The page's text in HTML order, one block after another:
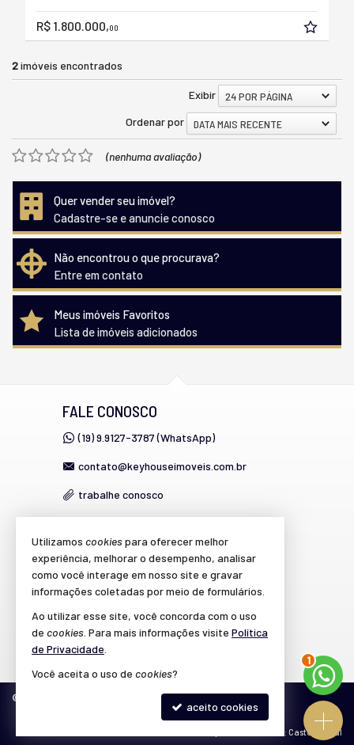
R$ 1.800.000,00
2imóveis encontrados
Exibir
24 POR PÁGINA
Ordenar por
DATA MAIS RECENTE
(nenhuma avaliação)
Quer vender seu imóvel?
Cadastre-se e anuncie conosco
Não encontrou o que procurava?
Entre em contato
Meus imóveis Favoritos
Lista de imóveis adicionados
FALE CONOSCO
(19) 9.9127-3787 (WhatsApp)
contato@keyhouseimoveis.com.br
trabalhe conosco
VEJA MAIS
cadastre seu imóvel
imóveis favoritos
© Política de Privacidade
: Castel Digital
1
Utilizamos cookiespara oferecer melhor
experiência, melhorar o desempenho, analisar
como você interage em nosso site e gravar
informações coletadas por meio de formulários.
Ao utilizar esse site, você concorda com o uso
de cookies . Para mais informações visite Política
de Privacidade
Você aceita o uso de cookies?
aceito cookies